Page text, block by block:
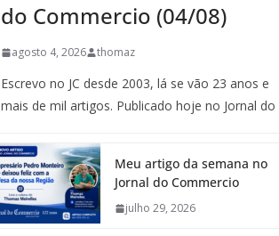
do Commercio (04/08)
agosto 4, 2026 thomaz
Escrevo no JC desde 2003, lá se vão 23 anos e
mais de mil artigos. Publicado hoje no Jornal do
Meu artigo da semana no
Jornal do Commercio
julho 29, 2026